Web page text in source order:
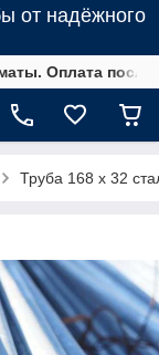
от надёжного
Оплата
Труба 168 х 32